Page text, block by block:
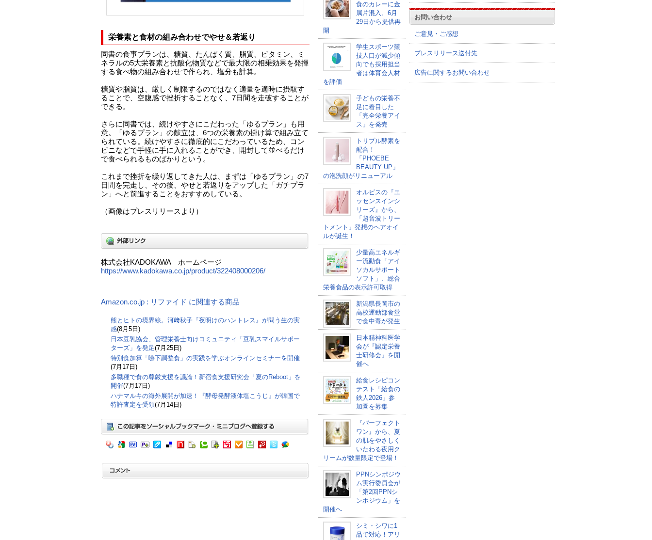
栄養素と食材の組み合わせでやせ＆若返り
同書の食事プランは、糖質、たんぱく質、脂質、ビタミン、ミ
ネラルの5大栄養素と抗酸化物質などで最大限の相乗効果を発揮
する食べ物の組み合わせで作られ、塩分も計算。
糖質や脂質は、厳しく制限するのではなく適量を適時に摂取す
ることで、空腹感で挫折することなく、7日間を走破することが
できる。
さらに同書では、続けやすさにこだわった「ゆるプラン」も用
意。「ゆるプラン」の献立は、6つの栄養素の掛け算で組み立て
られている。続けやすさに徹底的にこだわっているため、コン
ビニなどで手軽に手に入れることができ、開封して並べるだけ
で食べられるものばかりという。
これまで挫折を繰り返してきた人は、まずは「ゆるプラン」の7
日間を完走し、その後、やせと若返りをアップした「ガチプラ
ン」へと前進することをおすすめしている。
（画像はプレスリリースより）
株式会社KADOKAWA ホームページ
https://www.kadokawa.co.jp/product/322408000206/
Amazon.co.jp : リファイド に関連する商品
熊とヒトの境界線。河﨑秋子『夜明けのハントレス』が問う生の実
感(8月5日)
日本豆乳協会、管理栄養士向けコミュニティ「豆乳スマイルサポー
ターズ」を発足(7月25日)
特別食加算「嚥下調整食」の実践を学ぶオンラインセミナーを開催
(7月17日)
多職種で食の尊厳支援を議論！新宿食支援研究会「夏のReboot」を
開催(7月17日)
ハナマルキの海外展開が加速！『酵母発酵液体塩こうじ』が韓国で
特許査定を受領(7月14日)
食のカレーに金
属片混入、6月
29日から提供再
開
学生スポーツ競
技人口が減少傾
向でも採用担当
者は体育会人材
を評価
子どもの栄養不
足に着目した
「完全栄養アイ
ス」を発売
トリプル酵素を
配合！
「PHOEBE
BEAUTY UP」
の泡洗顔がリニューアル
オルビスの『エ
ッセンスインシ
リーズ』から、
「超音波トリー
トメント」発想のヘアオイ
ルが誕生！
少量高エネルギ
ー流動食「アイ
ソカルサポート
ソフト」、総合
栄養食品の表示許可取得
新潟県長岡市の
高校運動部食堂
で食中毒が発生
日本精神科医学
会が『認定栄養
士研修会』を開
催へ
給食レシピコン
テスト「給食の
鉄人2026」参
加園を募集
『パーフェクト
ワン』から、夏
の肌をやさしく
いたわる夜用ク
リームが数量限定で登場！
PPNシンポジウ
ム実行委員会が
「第2回PPNシ
ンポジウム」を
開催へ
シミ・シワに1
品で対応！アリ
お問い合わせ
ご意見・ご感想
プレスリリース送付先
広告に関するお問い合わせ